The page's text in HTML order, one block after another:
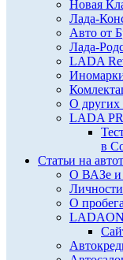
Новая
Лада-
Авто от
Лада-
LADA
О других
LADA
в
Статьи на
О ВАЗе и
О